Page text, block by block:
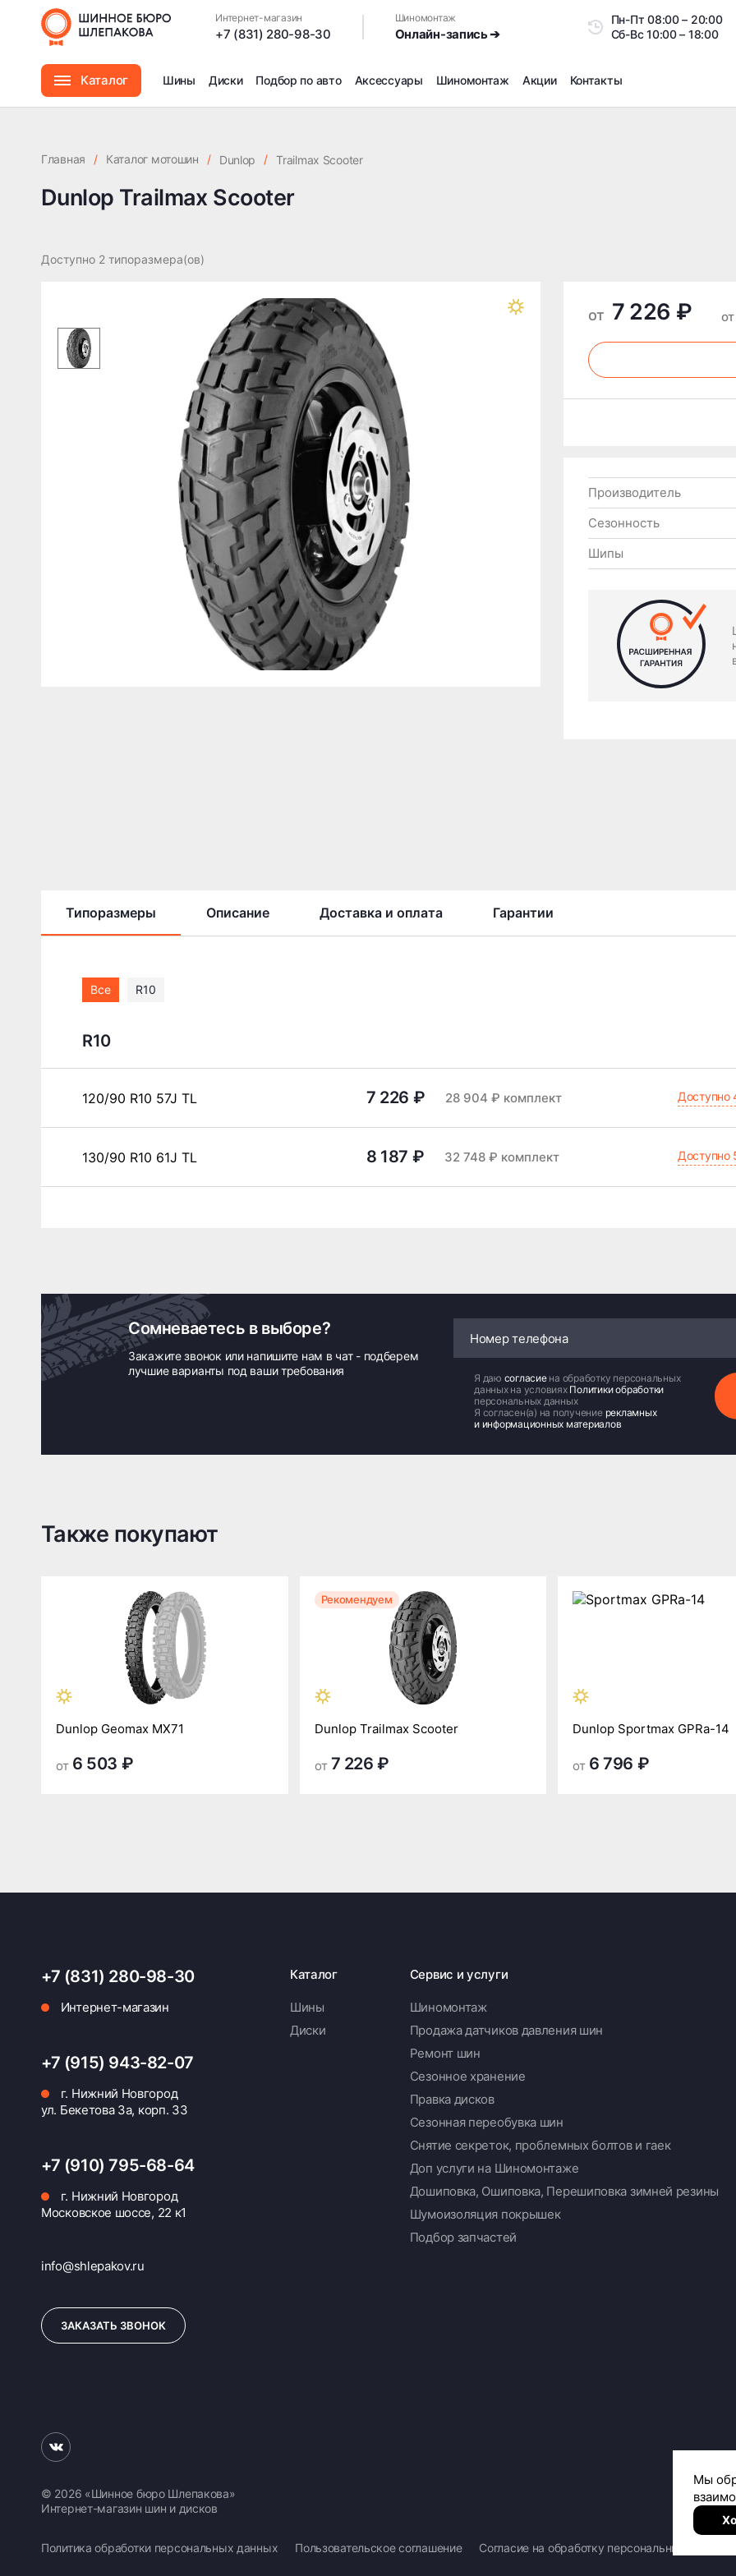
Интернет-магазин
+7 (831) 280-98-30
Шиномонтаж
Онлайн-запись ➔
Пн-Пт08:00 –
Сб-Вс10:00 – 18:00
Каталог
Аксессуары
Шины Диски Подбор по авто Аксессуары Шиномонтаж
Дошиповка, Ошиповка, Перешиповка зимней резины
Подбор запчастей
Акции Контакты
Главная / Каталог мотошин / Dunlop / Trailmax Scooter
Dunlop Trailmax Scooter
Доступно 2 типоразмера(ов)
от 7 226 ₽
Производитель
Сезонность
Шипы
Типоразмеры Описание Доставка и оплата Гарантии
Все R10
R10
120/90 R10 57J TL 7 226 ₽ 28 904 ₽ комплект Доступно
130/90 R10 61J TL 8 187 ₽ 32 748 ₽ комплект Доступно
Сомневаетесь в выборе?
Закажите звонок или напишите нам в чат - подберем
лучшие варианты под ваши требования
Я даю согласие на обработку персональных
данных на условиях Политики обработки
персональных данных
Я согласен(а) на получение рекламных
и информационных материалов
Также покупают
Dunlop Geomax MX71
от 6 503 ₽
Рекомендуем
Dunlop Trailmax Scooter
от 7 226 ₽
Dunlop Sportmax GPRa-14
от 6 796 ₽
+7 (831) 280-98-30
Интернет-магазин
+7 (915) 943-82-07
г. Нижний Новгород
ул. Бекетова 3а, корп. 33
+7 (910) 795-68-64
г. Нижний Новгород
Московское шоссе, 22 к1
info@shlepakov.ru
ЗАКАЗАТЬ ЗВОНОК
Каталог
Шины
Диски
Сервис и услуги
Шиномонтаж
Продажа датчиков давления шин
Ремонт шин
Сезонное хранение
Правка дисков
Сезонная переобувка шин
Снятие секреток, проблемных болтов и гаек
Доп услуги на Шиномонтаже
Дошиповка, Ошиповка, Перешиповка зимней резины
Шумоизоляция покрышек
Подбор запчастей
© 2026 «Шинное бюро Шлепакова»
Интернет-магазин шин и дисков
Политика обработки персональных данных Пользовательское соглашение Согласие на обработку персональных данных